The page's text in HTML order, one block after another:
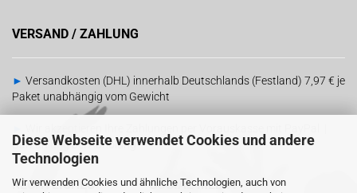
Diese Webseite verwendet Cookies und andere
Technologien
Wir verwenden Cookies und ähnliche Technologien, auch von
VERSAND / ZAHLUNG
► Versandkosten (DHL) innerhalb Deutschlands (Festland) 7,97 € je
Paket unabhängig vom Gewicht
Barzahlung bei Abholung
RECHTLICHES SOCIAL MEDIA